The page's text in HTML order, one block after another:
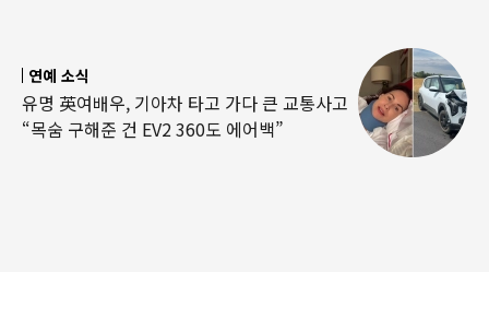
연예 소식
유명 英여배우, 기아차 타고 가다 큰 교통사고
“목숨 구해준 건 EV2 360도 에어백”